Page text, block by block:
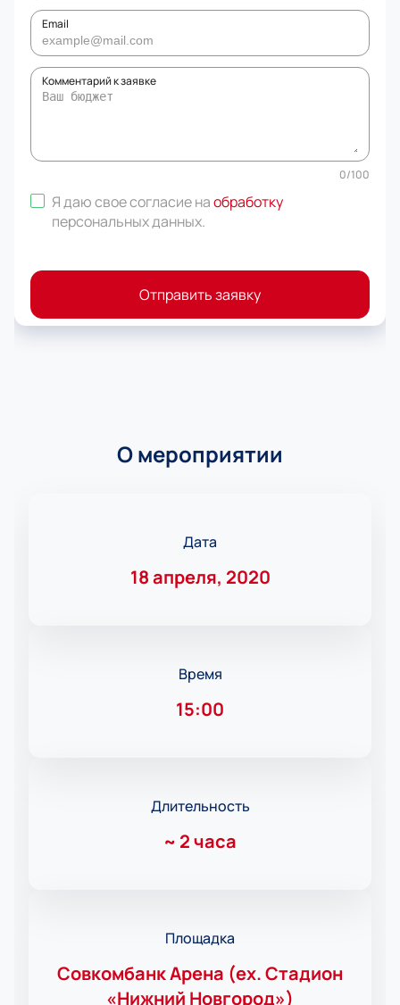
Email
Комментарий к заявке
0/100
Я даю свое согласие наобработку
персональных данных.
Отправить заявку
О мероприятии
Дата
18 апреля, 2020
Время
15:00
Длительность
~ 2 часа
Площадка
Совкомбанк Арена (ex. Стадион
«Нижний Новгород»)